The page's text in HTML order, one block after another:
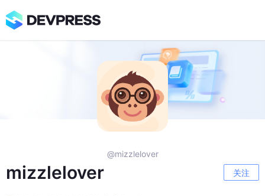
@mizzlelover
mizzlelover 关注